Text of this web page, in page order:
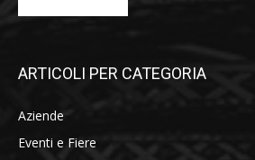
ARTICOLI PER CATEGORIA
Aziende
Eventi e Fiere